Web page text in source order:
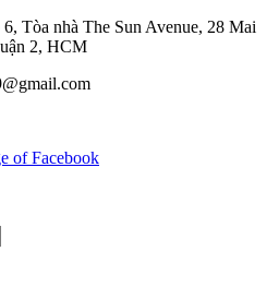
Tòa nhà The Sun Avenue, 28 Mai
2, HCM